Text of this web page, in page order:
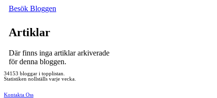
Besök Bloggen
Artiklar
Där finns inga artiklar arkiverade
för denna bloggen.
34153 bloggar i topplistan.
Statistiken nollställs varje vecka.
Kontakta Oss